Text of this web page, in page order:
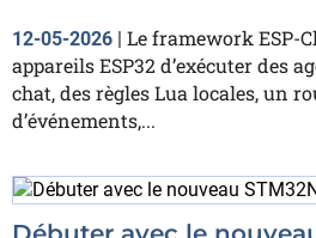
12-05-2026 | Le framework ESP-
appareils ESP32 d’exécuter des
chat, des règles Lua locales, un
d’événements,...